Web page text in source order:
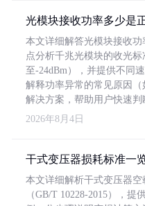
光模块接收功率多少是
本文详细解答光模块接收
点分析千兆光模块的收光
至-24dBm），并提供不同
解释功率异常的常见原因
解决方案，帮助用户快速判
2026年8月4日
干式变压器损耗标准一
本文详细解析干式变压器
（GB/T 10228-2015），提